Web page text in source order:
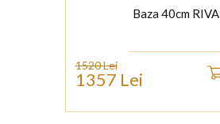
Baza 40cm RIVA
1520 Lei
1357 Lei